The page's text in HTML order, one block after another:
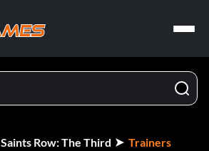
Saints Row: The Third Trainers